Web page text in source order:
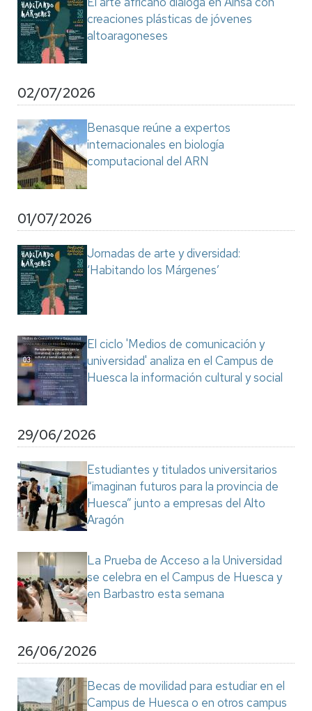
creaciones plásticas de jóvenes
altoaragoneses
02/07/2026
Benasque reúne a expertos
internacionales en biología
computacional del ARN
01/07/2026
Jornadas de arte y diversidad:
‘Habitando los Márgenes’
El ciclo 'Medios de comunicación y
universidad' analiza en el Campus de
Huesca la información cultural y social
29/06/2026
Estudiantes y titulados universitarios
“imaginan futuros para la provincia de
Huesca” junto a empresas del Alto
Aragón
La Prueba de Acceso a la Universidad
se celebra en el Campus de Huesca y
en Barbastro esta semana
26/06/2026
Becas de movilidad para estudiar en el
Campus de Huesca o en otros campus